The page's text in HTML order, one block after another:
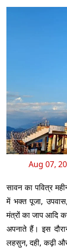
Aug 07,
सावन का पवित्र
में भक्त पूजा,
मंत्रों का जाप आदि
अपनाते हैं। इस
लहसुन, दही, कढ़ी